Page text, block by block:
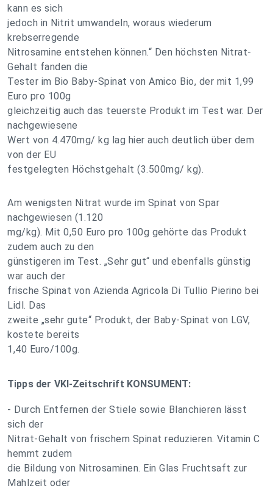
kann es sich
jedoch in Nitrit umwandeln, woraus wiederum
krebserregende
Nitrosamine entstehen können.“ Den höchsten Nitrat-
Gehalt fanden die
Tester im Bio Baby-Spinat von Amico Bio, der mit 1,99
Euro pro 100g
gleichzeitig auch das teuerste Produkt im Test war. Der
nachgewiesene
Wert von 4.470mg/ kg lag hier auch deutlich über dem
von der EU
festgelegten Höchstgehalt (3.500mg/ kg).
Am wenigsten Nitrat wurde im Spinat von Spar
nachgewiesen (1.120
mg/kg). Mit 0,50 Euro pro 100g gehörte das Produkt
zudem auch zu den
günstigeren im Test. „Sehr gut“ und ebenfalls günstig
war auch der
frische Spinat von Azienda Agricola Di Tullio Pierino bei
Lidl. Das
zweite „sehr gute“ Produkt, der Baby-Spinat von LGV,
kostete bereits
1,40 Euro/100g.
Tipps der VKI-Zeitschrift KONSUMENT:
- Durch Entfernen der Stiele sowie Blanchieren lässt
sich der
Nitrat-Gehalt von frischem Spinat reduzieren. Vitamin C
hemmt zudem
die Bildung von Nitrosaminen. Ein Glas Fruchtsaft zur
Mahlzeit oder